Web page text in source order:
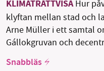
Sök
KLIMATRÄTTVISAHur
klyftan mellan stad och
Arne Müller i ett samtal
Gállokgruvan och
Snabbläs